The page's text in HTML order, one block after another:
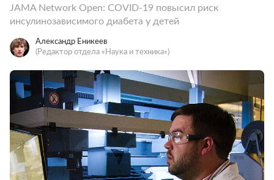
JAMA Network Open: COVID-19 повысил риск
инсулинозависимого диабета у детей
Александр Еникеев
(Редактор отдела «Наука и техника»)